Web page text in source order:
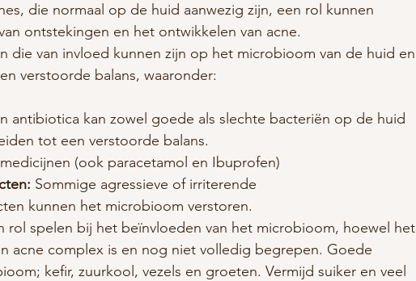
die normaal op de huid aanwezig zijn, een rol kunnen
ontstekingen en het ontwikkelen van acne.
die van invloed kunnen zijn op het microbioom van de huid en
verstoorde balans, waaronder:
antibiotica kan zowel goede als slechte bacteriën op de huid
tot een verstoorde balans.
(ook paracetamol en Ibuprofen)
Sommige agressieve of irriterende
kunnen het microbioom verstoren.
rol spelen bij het beïnvloeden van het microbioom, hoewel het
acne complex is en nog niet volledig begrepen. Goede
kefir, zuurkool, vezels en groeten. Vermijd suiker en veel